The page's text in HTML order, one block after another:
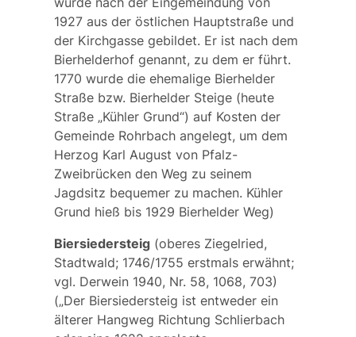
1927 aus der östlichen Hauptstraße und
der Kirchgasse gebildet. Er ist nach dem
Bierhelderhof genannt, zu dem er führt.
1770 wurde die ehemalige Bierhelder
Straßebzw. Bierhelder Steige(heute
Straße „Kühler Grund“) auf Kosten der
Gemeinde Rohrbach angelegt, um dem
Herzog Karl August von Pfalz-
Zweibrücken den Weg zu seinem
Jagdsitz bequemer zu machen. Kühler
Grund hieß bis 1929 Bierhelder Weg)
Biersiedersteig(oberes Ziegelried,
Stadtwald; 1746/1755 erstmals erwähnt;
vgl. Derwein 1940, Nr. 58, 1068, 703)
(„Der Biersiedersteig ist entweder ein
älterer Hangweg Richtung Schlierbach